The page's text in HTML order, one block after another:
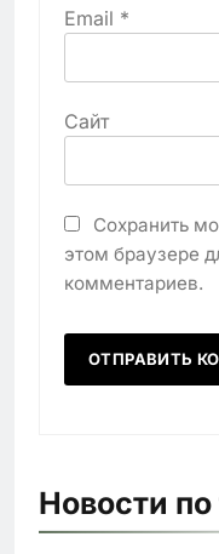
Email *
Сайт
Сохранить
этом браузере
комментариев.
Новости